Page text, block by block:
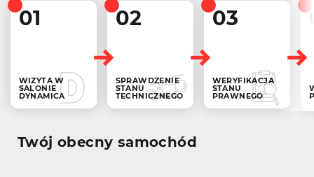
01
WIZYTA W
SALONIE
DYNAMICA
02
SPRAWDZENIE
STANU
TECHNICZNEGO
03
WERYFIKACJA
STANU
PRAWNEGO
Twój obecny samochód